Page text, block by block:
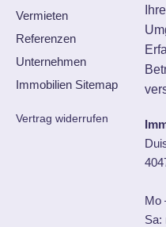
Vermieten
Referenzen
Unternehmen
Immobilien Sitemap
Vertrag widerrufen
Mo
Sa: